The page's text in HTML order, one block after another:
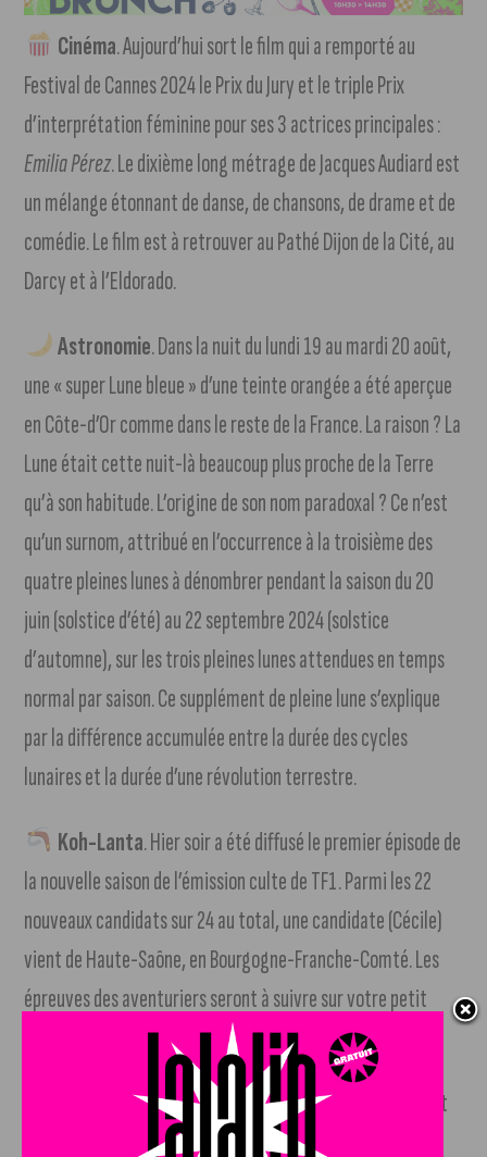
Cinéma. Aujourd’hui sort le film qui a remporté au
Festival de Cannes 2024 le Prix du Jury et le triple Prix
d’interprétation féminine pour ses 3 actrices principales :
Emilia Pérez. Le dixième long métrage de Jacques Audiard est
un mélange étonnant de danse, de chansons, de drame et de
comédie. Le film est à retrouver au Pathé Dijon de la Cité, au
Darcy et à l’Eldorado.
Astronomie. Dans la nuit du lundi 19 au mardi 20 août,
une « super Lune bleue » d’une teinte orangée a été aperçue
en Côte-d’Or comme dans le reste de la France. La raison ? La
Lune était cette nuit-là beaucoup plus proche de la Terre
qu’à son habitude. L’origine de son nom paradoxal ? Ce n’est
qu’un surnom, attribué en l’occurrence à la troisième des
quatre pleines lunes à dénombrer pendant la saison du 20
juin (solstice d’été) au 22 septembre 2024 (solstice
d’automne), sur les trois pleines lunes attendues en temps
normal par saison. Ce supplément de pleine lune s’explique
par la différence accumulée entre la durée des cycles
lunaires et la durée d’une révolution terrestre.
Koh-Lanta. Hier soir a été diffusé le premier épisode de
la nouvelle saison de l’émission culte de TF1. Parmi les 22
nouveaux candidats sur 24 au total, une candidate (Cécile)
vient de Haute-Saône, en Bourgogne-Franche-Comté. Les
épreuves des aventuriers seront à suivre sur votre petit
écran chaque mardi, en prime-time.
Université. Chaque année depuis 2009, le classement
de Shanghai distingue les 1 000 universités du monde les